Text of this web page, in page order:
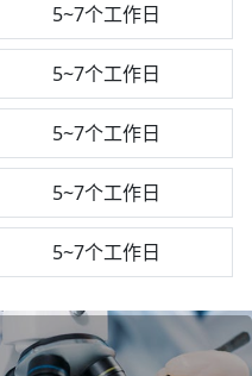
5~7个工作日
5~7个工作日
5~7个工作日
5~7个工作日
5~7个工作日